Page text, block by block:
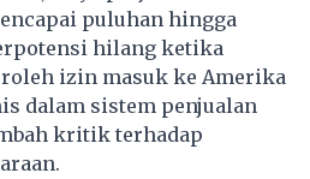
puluhan hingga
hilang ketika
izin masuk ke Amerika
dalam sistem penjualan
kritik terhadap